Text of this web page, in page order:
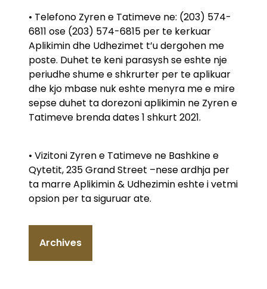
• Telefono Zyren e Tatimeve ne: (203) 574-
6811 ose (203) 574-6815 per te kerkuar
Aplikimin dhe Udhezimet t’u dergohen me
poste. Duhet te keni parasysh se eshte nje
periudhe shume e shkrurter per te aplikuar
dhe kjo mbase nuk eshte menyra me e mire
sepse duhet ta dorezoni aplikimin ne Zyren e
Tatimeve brenda dates 1 shkurt 2021.
• Vizitoni Zyren e Tatimeve ne Bashkine e
Qytetit, 235 Grand Street –nese ardhja per
ta marre Aplikimin & Udhezimin eshte i vetmi
opsion per ta siguruar ate.
Archives